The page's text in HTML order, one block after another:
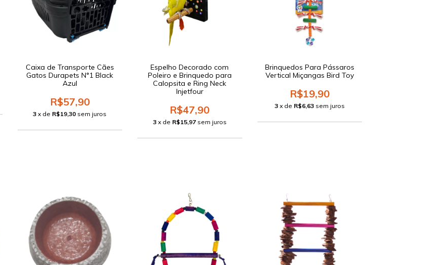
Caixa de Transporte Cães
Gatos Durapets N°1 Black
Azul
R$57,90
3 x de R$19,30 sem juros
Espelho Decorado com
Poleiro e Brinquedo para
Calopsita e Ring Neck
Injetfour
R$47,90
3 x de R$15,97 sem juros
Brinquedos Para Pássaros
Vertical Miçangas Bird Toy
R$19,90
3 x de R$6,63 sem juros